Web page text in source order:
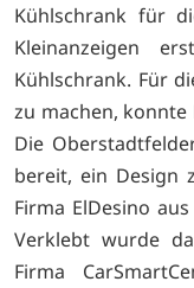
Kühlschrank für
Kleinanzeigen
Kühlschrank. Für
zu machen,
Die
bereit, ein Design
Firma ElDesino
Verklebt wurde
Firma